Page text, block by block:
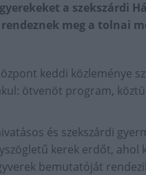
a szekszárdi
meg a tolnai
keddi közleménye
ötvenöt program,
és szekszárdi
kerek erdőt, ahol
bemutatóját